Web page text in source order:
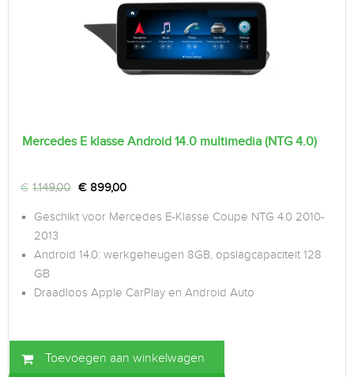
Mercedes E klasse Android 14.0 multimedia (NTG 4.0)
€ 1.149,00 € 899,00
Geschikt voor Mercedes E-Klasse Coupe NTG 4.0 2010-
2013
Android 14.0: werkgeheugen 8GB, opslagcapaciteit 128
GB
Draadloos Apple CarPlay en Android Auto
Toevoegen aan winkelwagen